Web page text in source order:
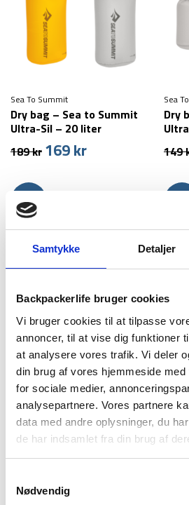
Samtykke Detaljer
Backpackerlife bruger cookies
Vi bruger cookies til at tilpasse
annoncer, til at vise dig funktioner
at analysere vores trafik. Vi deler
din brug af vores hjemmeside
for sociale medier,
analysepartnere. Vores partnere
data med andre oplysninger, du
de har indsamlet fra din brug af
Nødvendig
Sea To Summit
Dry bag – Sea to Summit
Ultra-Sil – 20 liter
189kr Den
169krDen
Sea
Dry
149
-34%
Dry bag – Sea to Summit
Ultra-Sil – 35 liter
299 kr Den
oprindelige
pris
var:
299 kr.
199krDen
aktuelle
pris
er:
199 kr.
Sea
Dry
159
-41% -